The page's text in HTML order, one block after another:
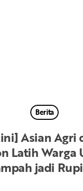
Berita
Latih Warga
jadi